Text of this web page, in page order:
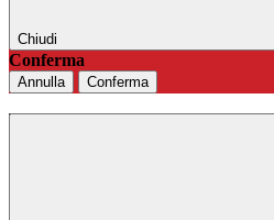
Chiudi
Conferma
Annulla Conferma